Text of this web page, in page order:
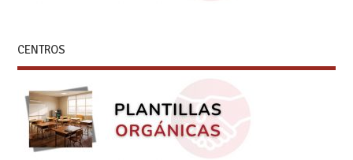
CENTROS